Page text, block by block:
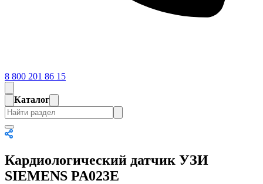
8 800 201 86 15
Каталог
Кардиологический датчик УЗИ
SIEMENS PA023E